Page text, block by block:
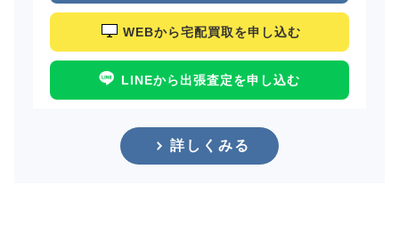
WEBから宅配買取を申し込む
LINEから出張査定を申し込む
詳しくみる